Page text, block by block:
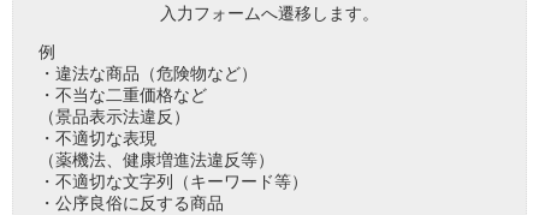
入力フォームへ遷移します。
例
・違法な商品（危険物など）
・不当な二重価格など
（景品表示法違反）
・不適切な表現
（薬機法、健康増進法違反等）
・不適切な文字列（キーワード等）
・公序良俗に反する商品